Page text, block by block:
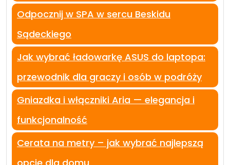
Odpocznij w SPA w sercu Beskidu
Sądeckiego
Jak wybrać ładowarkę ASUS do laptopa:
przewodnik dla graczy i osób w podróży
Gniazdka i włączniki Aria — elegancja i
funkcjonalność
Cerata na metry – jak wybrać najlepszą